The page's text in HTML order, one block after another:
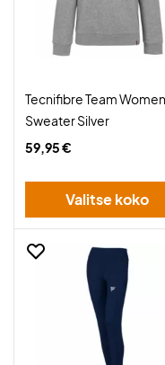
Tecnifibre Team Women
Sweater Silver
59,95 €
Valitse koko